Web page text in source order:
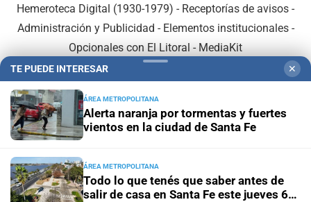
Hemeroteca Digital (1930-1979) - Receptorías de avisos -
Administración y Publicidad - Elementos institucionales-
Opcionales con El Litoral - MediaKit
En Asociación con:
TE PUEDE INTERESAR ✕
ÁREA METROPOLITANA
Alerta naranja por tormentas y fuertes
vientos en la ciudad de Santa Fe
ÁREA METROPOLITANA
Todo lo que tenés que saber antes de
salir de casa en Santa Fe este jueves 6